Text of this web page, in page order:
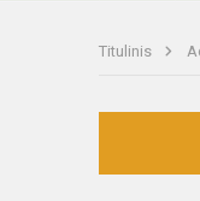
Titulinis